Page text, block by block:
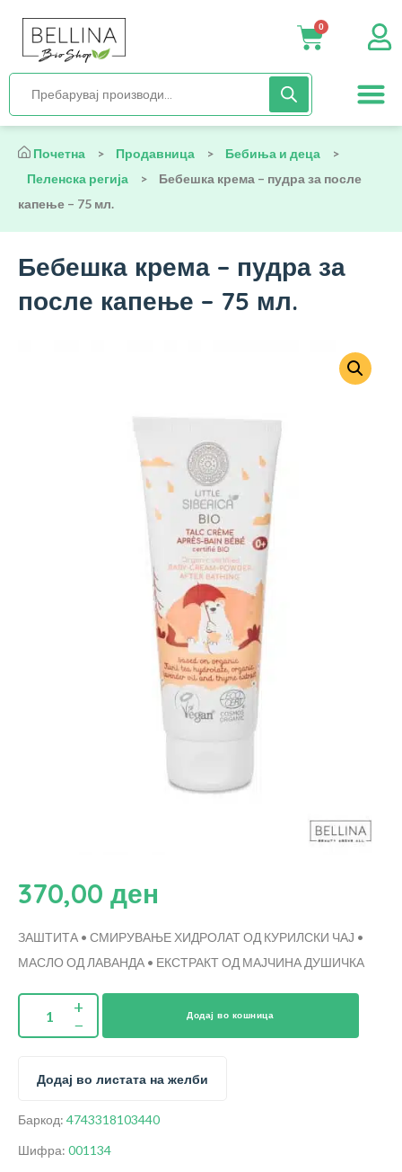
0
Почетна > Продавница > Бебиња и деца
>
Пеленска регија
>
Бебешка крема – пудра за после
капење – 75 мл.
Бебешка крема – пудра за
после капење – 75 мл.
370,00 ден
ЗАШТИТА • СМИРУВАЊЕ ХИДРОЛАТ ОД КУРИЛСКИ ЧАЈ •
МАСЛО ОД ЛАВАНДА • ЕКСТРАКТ ОД МАЈЧИНА ДУШИЧКА
Додај во кошница
Додај во листата на желби
Баркод: 4743318103440
Шифра: 001134